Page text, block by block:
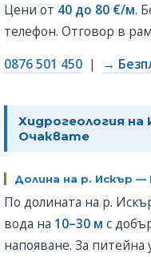
Цени от 40 до 80 €/м.
телефон. Отговор в
0876 501 450 | →
Хидрогеология на
Очаквате
Долина на р. Искър
По долината на р.
вода на 10–30 м с
напояване. За